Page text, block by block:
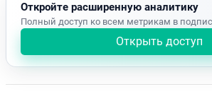
Откройте расширенную аналитику
Полный доступ ко всем метрикам в
Открыть доступ